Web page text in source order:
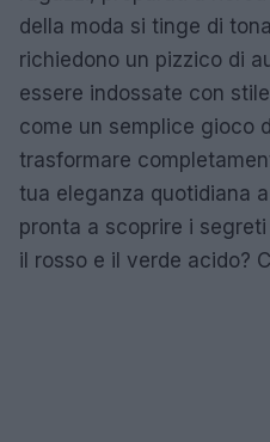
della moda si tinge di
richiedono un pizzico di
essere indossate con
come un semplice gioco
trasformare
tua eleganza quotidiana
pronta a scoprire i
il rosso e il verde acido?